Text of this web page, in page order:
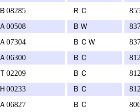
08285 ＲＣ
00508 ＢＷ
07304 ＢＣＷ
06300 ＢＣ
02209 ＢＣ
00233 ＢＣ
06827 ＢＣ